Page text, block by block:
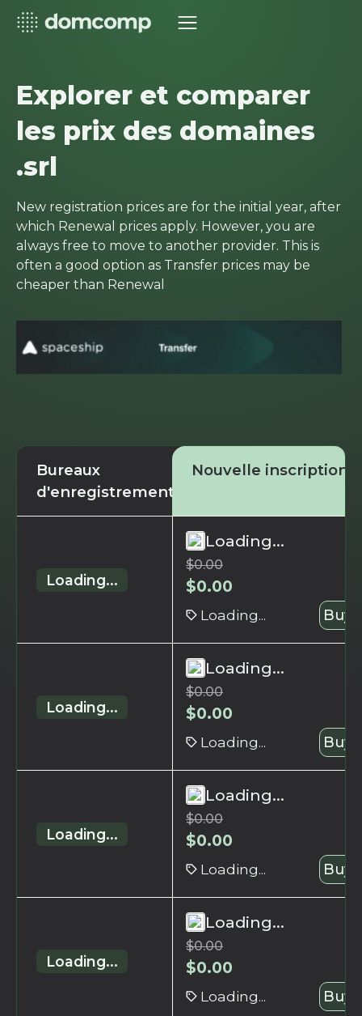
Explorer et comparer
les prix des domaines
.srl
New registration prices are for the initial year, after
which Renewal prices apply. However, you are
always free to move to another provider. This is
often a good option as Transfer prices may be
cheaper than Renewal
Bureaux
d'enregistrement
Nouvelle inscription
Loading...
Loading...
$0.00
$0.00
Loading... Buy
Loading...
Loading...
$0.00
$0.00
Loading... Buy
Loading...
Loading...
$0.00
$0.00
Loading... Buy
Loading...
Loading...
$0.00
$0.00
Loading... Buy